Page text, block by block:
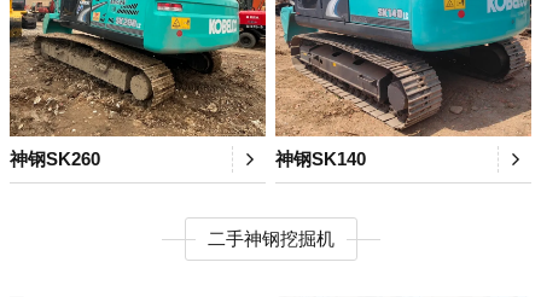
神钢SK260 神钢SK140
二手神钢挖掘机